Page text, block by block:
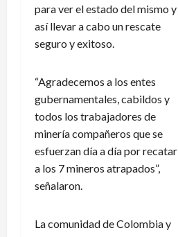
para ver el estado del mismo y
así llevar a cabo un rescate
seguro y exitoso.
“Agradecemos a los entes
gubernamentales, cabildos y
todos los trabajadores de
minería compañeros que se
esfuerzan día a día por recatar
a los 7 mineros atrapados”,
señalaron.
La comunidad de Colombia y